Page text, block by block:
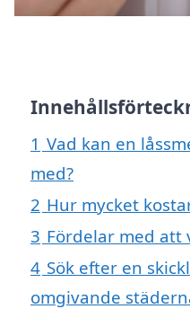
1 Vad kan en
med?
2 Hur mycket
3 Fördelar med att
4 Sök efter en
omgivande